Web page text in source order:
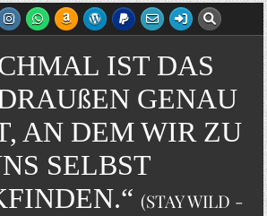
IST DAS
GENAU
AN DEM WIR ZU
SELBST
(STAY WILD -